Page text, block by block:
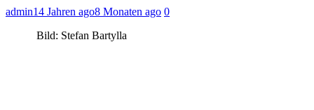
admin14 Jahren ago8 Monaten ago 0
Bild: Stefan Bartylla